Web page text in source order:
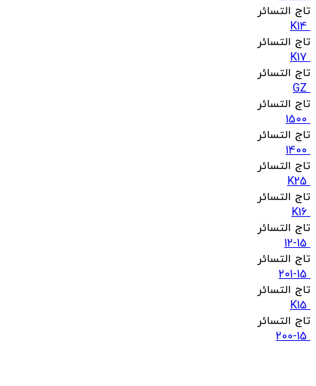
تاج التسائر
K14
تاج التسائر
K17
تاج التسائر
GZ
تاج التسائر
1500
تاج التسائر
1400
تاج التسائر
K25
تاج التسائر
K16
تاج التسائر
12-15
تاج التسائر
201-15
تاج التسائر
K15
تاج التسائر
200-15